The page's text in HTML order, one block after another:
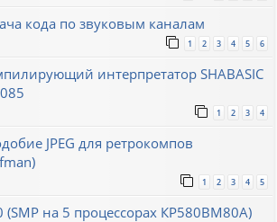
кода по звуковым каналам
1 2 3 4 5 6
интерпретатор SHABASIC
1 2 3 4
JPEG для ретрокомпов
1 2 3 4 5
(SMP на 5 процессорах КР580ВМ80А)